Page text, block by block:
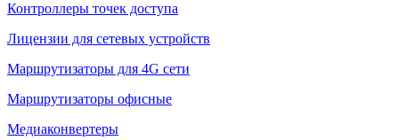
Контроллеры точек доступа
Лицензии для сетевых устройств
Маршрутизаторы для 4G сети
Маршрутизаторы офисные
Медиаконвертеры